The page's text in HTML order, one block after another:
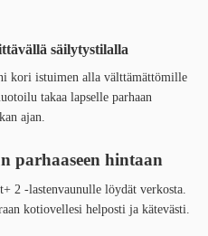
säilytystilalla
kori istuimen alla välttämättömille
takaa lapselle parhaan
ajan.
parhaaseen hintaan
2 -lastenvaunulle löydät verkosta.
kotiovellesi helposti ja kätevästi.